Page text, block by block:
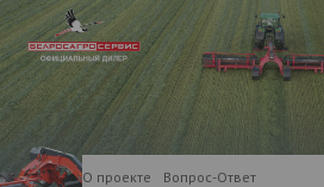
О проекте Вопрос-Ответ